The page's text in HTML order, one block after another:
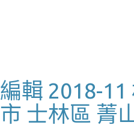
編輯 2018-11
市 士林區 菁